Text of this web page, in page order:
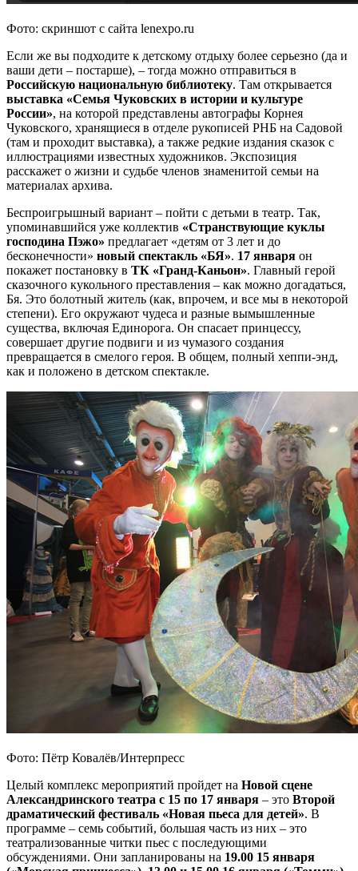
Фото: скриншот с сайта lenexpo.ru
Если же вы подходите к детскому отдыху более серьезно (да и
ваши дети – постарше), – тогда можно отправиться в
Российскую национальную библиотеку. Там открывается
выставка «Семья Чуковских в истории и культуре
России», на которой представлены автографы Корнея
Чуковского, хранящиеся в отделе рукописей РНБ на Садовой
(там и проходит выставка), а также редкие издания сказок с
иллюстрациями известных художников. Экспозиция
расскажет о жизни и судьбе членов знаменитой семьи на
материалах архива.
Беспроигрышный вариант – пойти с детьми в театр. Так,
упоминавшийся уже коллектив «Странствующие куклы
господина Пэжо» предлагает «детям от 3 лет и до
бесконечности» новый спектакль «БЯ». 17 января он
покажет постановку в ТК «Гранд-Каньон». Главный герой
сказочного кукольного преставления – как можно догадаться,
Бя. Это болотный житель (как, впрочем, и все мы в некоторой
степени). Его окружают чудеса и разные вымышленные
существа, включая Единорога. Он спасает принцессу,
совершает другие подвиги и из чумазого создания
превращается в смелого героя. В общем, полный хеппи-энд,
как и положено в детском спектакле.
Фото: Пётр Ковалёв/Интерпресс
Целый комплекс мероприятий пройдет на Новой сцене
Александринского театра с 15 по 17 января – это Второй
драматический фестиваль «Новая пьеса для детей». В
программе – семь событий, большая часть из них – это
театрализованные читки пьес с последующими
обсуждениями. Они запланированы на 19.00 15 января